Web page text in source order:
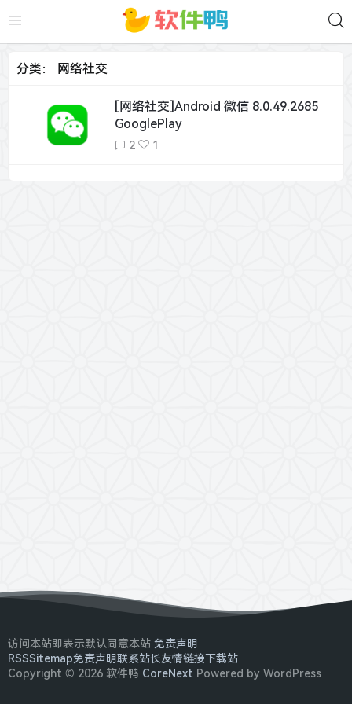
分类： 网络社交
[网络社交]Android 微信 8.0.49.2685
GooglePlay
2 1
访问本站即表示默认同意本站 免责声明
RSSSitemap免责声明联系站长友情链接下载站
Copyright © 2026 软件鸭 CoreNext Powered by WordPress